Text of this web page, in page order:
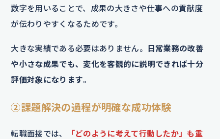
数字を用いることで、成果の大きさや仕事への貢献度
が伝わりやすくなるためです。
大きな実績である必要はありません。
日常業務の改善
や小さな成果でも、変化を客観的に説明できれば十分
評価対象になります。
②課題解決の過程が明確な成功体験
転職面接では、
「どのように考えて行動したか」も重